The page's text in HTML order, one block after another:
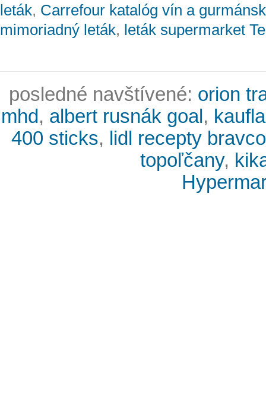
leták, Carrefour katalóg vín a
mimoriadný leták, leták supermarket
posledné navštívené: orion
mhd, albert rusnák goal ,
400 sticks, lidl recepty
topoľčany,